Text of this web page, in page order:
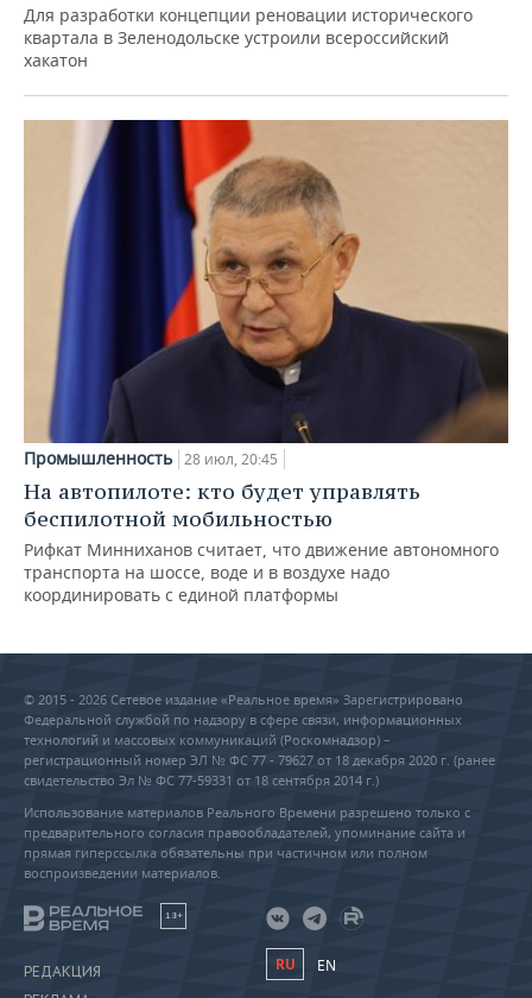
Для разработки концепции реновации исторического
квартала в Зеленодольске устроили всероссийский
хакатон
Промышленность 28 июл, 20:45
На автопилоте: кто будет управлять
беспилотной мобильностью
Рифкат Минниханов считает, что движение автономного
транспорта на шоссе, воде и в воздухе надо
координировать с единой платформы
© 2015 - 2026 Сетевое издание «Реальное время» Зарегистрировано
Федеральной службой по надзору в сфере связи, информационных
технологий и массовых коммуникаций (Роскомнадзор) –
регистрационный номер ЭЛ № ФС 77 - 79627 от 18 декабря 2020 г. (ранее
свидетельство Эл № ФС 77-59331 от 18 сентября 2014 г.)
Использование материалов Реального Времени разрешено только с
предварительного согласия правообладателей, упоминание сайта и
прямая гиперссылка обязательны при частичном или полном
воспроизведении материалов.
18+
РЕДАКЦИЯ
RU EN